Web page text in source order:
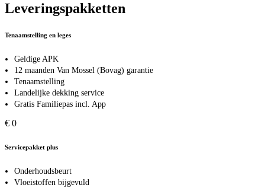
Leveringspakketten
Tenaamstelling en leges
Geldige APK
12 maanden Van Mossel (Bovag) garantie
Tenaamstelling
Landelijke dekking service
Gratis Familiepas incl. App
€ 0
Servicepakket plus
Onderhoudsbeurt
Vloeistoffen bijgevuld